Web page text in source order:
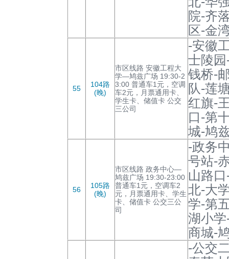
院-齐
区-金
55
104路
(晚)
市区线路 安徽工程大
学—鸠兹广场 19:30-2
3:00 普通车1元，空调
车2元，月票通用卡、
学生卡、储值卡 公交
三公司
-安徽
士陵
钱桥-
队-莲
红旗-
口-第
城-鸠
56
105路
(晚)
市区线路 政务中心—
鸠兹广场 19:30-23:00
普通车1元，空调车2
元，月票通用卡、学生
卡、储值卡 公交三公
司
-政务
号站-
山路
北-大
学-第
湖小
商城-
-公交